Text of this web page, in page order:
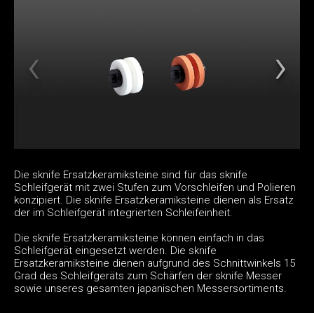
Die sknife Ersatzkeramiksteine sind für das sknife
Schleifgerät mit zwei Stufen zum Vorschleifen und Polieren
konzipiert. Die sknife Ersatzkeramiksteine dienen als Ersatz
der im Schleifgerät integrierten Schleifeinheit.
Die sknife Ersatzkeramiksteine können einfach in das
Schleifgerät eingesetzt werden. Die sknife
Ersatzkeramiksteine dienen aufgrund des Schnittwinkels 15
Grad des Schleifgeräts zum Schärfen der sknife Messer
sowie unseres gesamten japanischen Messersortiments.